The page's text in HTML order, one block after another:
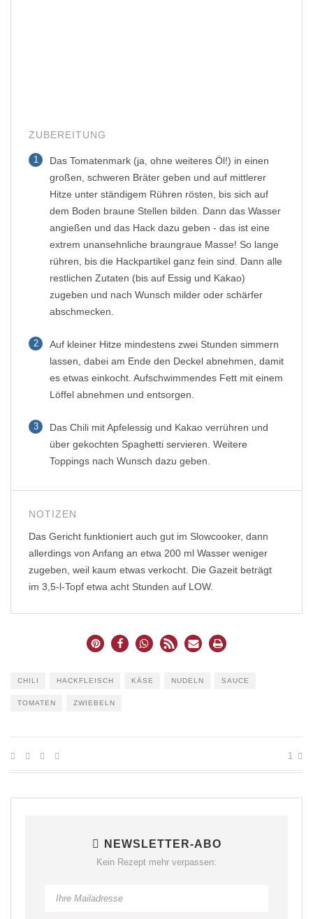
ZUBEREITUNG
1
Das Tomatenmark (ja, ohne weiteres Öl!) in einen
großen, schweren Bräter geben und auf mittlerer
Hitze unter ständigem Rühren rösten, bis sich auf
dem Boden braune Stellen bilden. Dann das Wasser
angießen und das Hack dazu geben - das ist eine
extrem unansehnliche braungraue Masse! So lange
rühren, bis die Hackpartikel ganz fein sind. Dann alle
restlichen Zutaten (bis auf Essig und Kakao)
zugeben und nach Wunsch milder oder schärfer
abschmecken.
2
Auf kleiner Hitze mindestens zwei Stunden simmern
lassen, dabei am Ende den Deckel abnehmen, damit
es etwas einkocht. Aufschwimmendes Fett mit einem
Löffel abnehmen und entsorgen.
3
Das Chili mit Apfelessig und Kakao verrühren und
über gekochten Spaghetti servieren. Weitere
Toppings nach Wunsch dazu geben.
NOTIZEN
Das Gericht funktioniert auch gut im Slowcooker, dann
allerdings von Anfang an etwa 200 ml Wasser weniger
zugeben, weil kaum etwas verkocht. Die Gazeit beträgt
im 3,5-l-Topf etwa acht Stunden auf LOW.
CHILI HACKFLEISCH KÄSE NUDELN SAUCE
TOMATEN ZWIEBELN
1
NEWSLETTER-ABO
Kein Rezept mehr verpassen: